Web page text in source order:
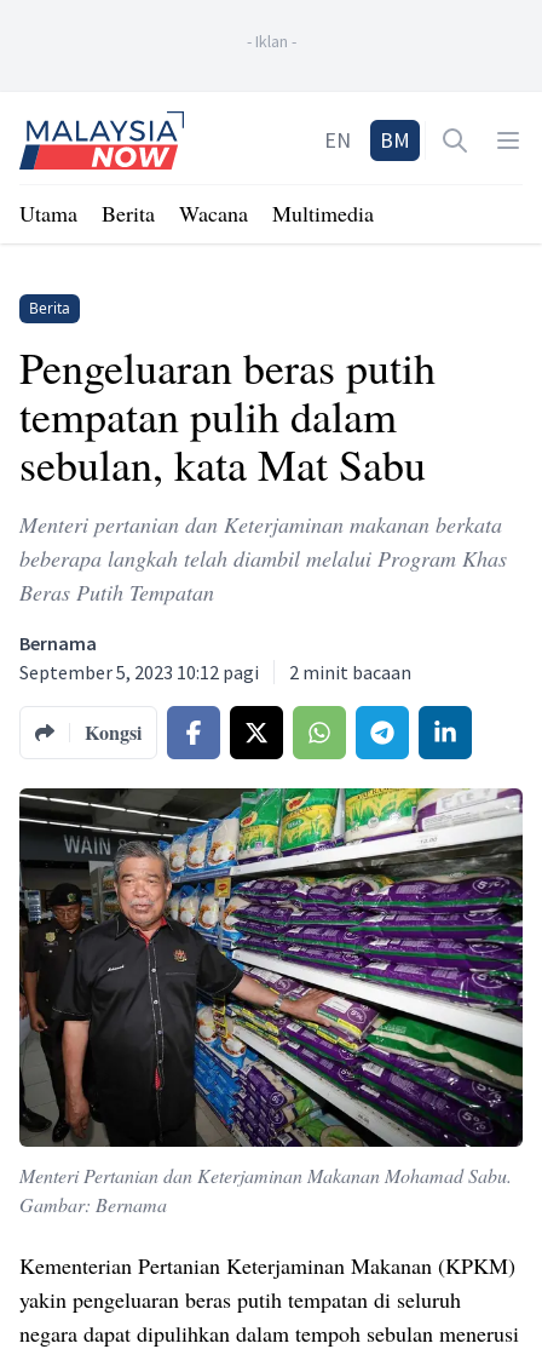
- Iklan -
Home
EN BM Open
Utama Berita Wacana Multimedia
Berita
Pengeluaran beras putih
tempatan pulih dalam
sebulan, kata Mat Sabu
Menteri pertanian dan Keterjaminan makanan berkata
beberapa langkah telah diambil melalui Program Khas
Beras Putih Tempatan
Bernama
September 5, 2023 10:12 pagi
2 minit bacaan
Kongsi
Menteri Pertanian dan Keterjaminan Makanan Mohamad Sabu.
Gambar: Bernama
Kementerian Pertanian Keterjaminan Makanan (KPKM)
yakin pengeluaran beras putih tempatan di seluruh
negara dapat dipulihkan dalam tempoh sebulan menerusi